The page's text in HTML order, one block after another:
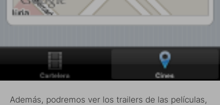
Además, podremos ver los trailers de las películas,